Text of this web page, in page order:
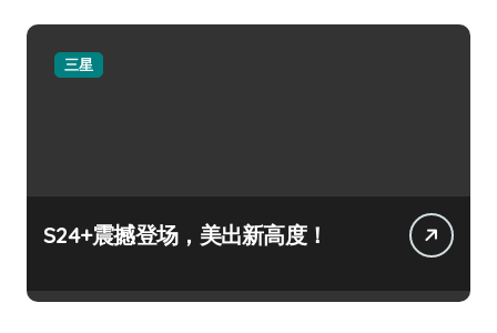
三星
S24+震撼登场，美出新高度！